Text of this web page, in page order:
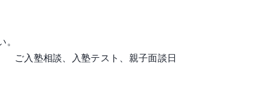
ご入塾相談、入塾テスト、親子面談日